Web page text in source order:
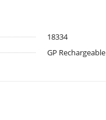
18334
GP Rechargeable